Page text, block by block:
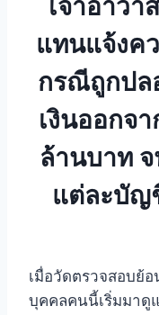
เจ้าอาวา
แทนแจ้งค
กรณีถูกปล
เงินออกจ
ล้านบาท
แต่ละบัญ
เมื่อวัดตรวจสอบย้
บุคคลคนนี้เริ่มมาดู